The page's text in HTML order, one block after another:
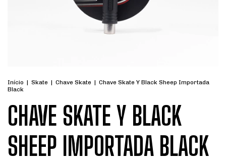
Início | Skate | Chave Skate | Chave Skate Y Black Sheep Importada
Black
CHAVE SKATE Y BLACK
SHEEP IMPORTADA BLACK